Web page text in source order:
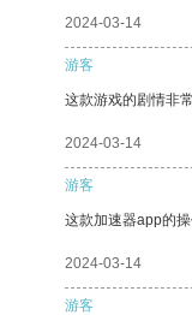
2024-03-14
游客
这款游戏的剧情非
2024-03-14
游客
这款加速器app的
2024-03-14
游客